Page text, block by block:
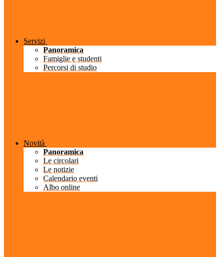
Servizi
Panoramica
Famiglie e studenti
Percorsi di studio
Novità
Panoramica
Le circolari
Le notizie
Calendario eventi
Albo online